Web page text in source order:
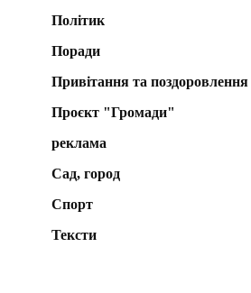
Політик
Поради
Привітання та поздоровлення
Проєкт "Громади"
реклама
Сад, город
Спорт
Тексти